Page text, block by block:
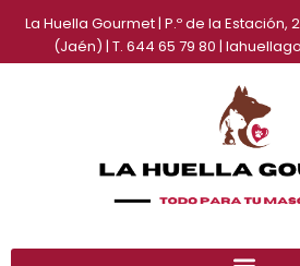
contenido
La Huella Gourmet | P.º de la Estación,
(Jaén) | T. 644 65 79 80 |